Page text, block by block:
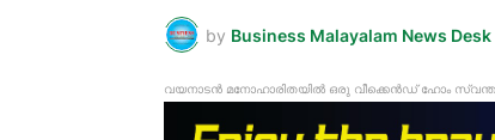
by Business Malayalam News Desk
വയനാടൻ മനോഹാരിതയിൽ ഒരു വീക്കെൻഡ് ഹോം